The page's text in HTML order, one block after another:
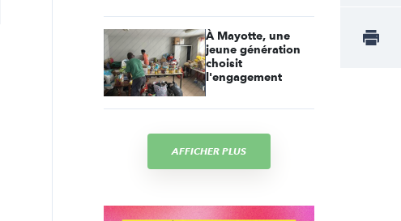
À Mayotte, une
jeune génération
choisit
l'engagement
AFFICHER PLUS